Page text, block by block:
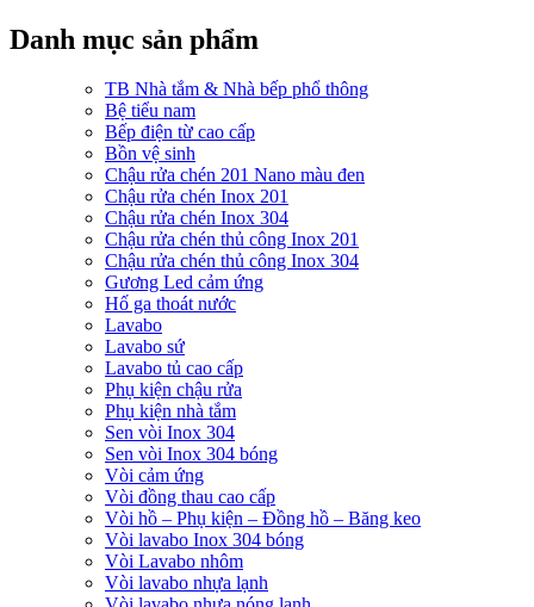
Danh mục sản phẩm
TB Nhà tắm & Nhà bếp phổ thông
Bệ tiểu nam
Bếp điện từ cao cấp
Bồn vệ sinh
Chậu rửa chén 201 Nano màu đen
Chậu rửa chén Inox 201
Chậu rửa chén Inox 304
Chậu rửa chén thủ công Inox 201
Chậu rửa chén thủ công Inox 304
Gương Led cảm ứng
Hố ga thoát nước
Lavabo
Lavabo sứ
Lavabo tủ cao cấp
Phụ kiện chậu rửa
Phụ kiện nhà tắm
Sen vòi Inox 304
Sen vòi Inox 304 bóng
Vòi cảm ứng
Vòi đồng thau cao cấp
Vòi hồ – Phụ kiện – Đồng hồ – Băng keo
Vòi lavabo Inox 304 bóng
Vòi Lavabo nhôm
Vòi lavabo nhựa lạnh